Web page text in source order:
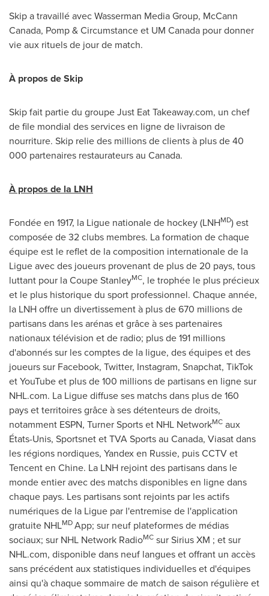
Skip a travaillé avec Wasserman Media Group, McCann
Canada, Pomp & Circumstance et UM Canada pour donner
vie aux rituels de jour de match.
À propos de Skip
Skip fait partie du groupe Just Eat Takeaway.com, un chef
de file mondial des services en ligne de livraison de
nourriture. Skip relie des millions de clients à plus de 40
000 partenaires restaurateurs au Canada.
À propos de la LNH
Fondée en 1917, la Ligue nationale de hockey (LNHMD) est
composée de 32 clubs membres. La formation de chaque
équipe est le reflet de la composition internationale de la
Ligue avec des joueurs provenant de plus de 20 pays, tous
luttant pour la Coupe StanleyMC, le trophée le plus précieux
et le plus historique du sport professionnel. Chaque année,
la LNH offre un divertissement à plus de 670 millions de
partisans dans les arénas et grâce à ses partenaires
nationaux télévision et de radio; plus de 191 millions
d'abonnés sur les comptes de la ligue, des équipes et des
joueurs sur Facebook, Twitter, Instagram, Snapchat, TikTok
et YouTube et plus de 100 millions de partisans en ligne sur
NHL.com. La Ligue diffuse ses matchs dans plus de 160
pays et territoires grâce à ses détenteurs de droits,
notamment ESPN, Turner Sportset NHL NetworkMC aux
États-Unis, Sportsnet et TVA Sports au Canada, Viasat dans
les régions nordiques, Yandex en Russie, puis CCTV et
Tencenten Chine. La LNH rejoint des partisans dans le
monde entier avec des matchs disponibles en ligne dans
chaque pays. Les partisans sont rejoints par les actifs
numériques de la Ligue par l'entremise de l'application
gratuite NHLMDApp; sur neuf plateformes de médias
sociaux; sur NHL Network RadioMC sur Sirius XM ; et sur
NHL.com, disponible dans neuf langues et offrant un accès
sans précédent aux statistiques individuelles et d'équipes
ainsi qu'à chaque sommaire de match de saison régulière et